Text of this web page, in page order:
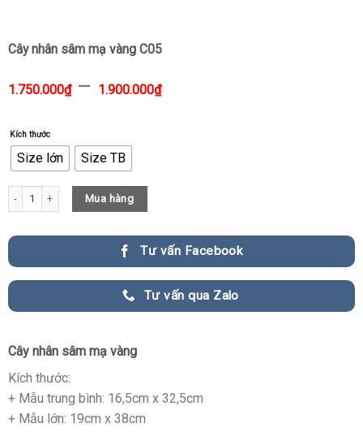
Cây nhân sâm mạ vàng C05
1.750.000₫– 1.900.000₫
Kích thước
Size lớn Size TB
Cây nhân sâm mạ vàng C05 quantity
Mua hàng
Tư vấn Facebook
Tư vấn qua Zalo
Cây nhân sâm mạ vàng
Kích thước:
+ Mẫu trung bình: 16,5cm x 32,5cm
+ Mẫu lớn: 19cm x 38cm